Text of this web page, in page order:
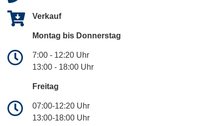
Verkauf
Montag bis Donnerstag
7:00 - 12:20 Uhr
13:00 - 18:00 Uhr
Freitag
07:00-12:20 Uhr
13:00-18:00 Uhr